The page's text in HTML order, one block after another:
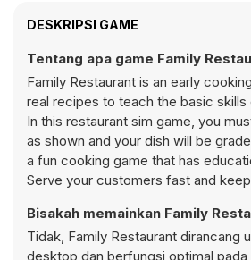
DESKRIPSI GAME
Tentang apa game Family
Family Restaurant is an early
real recipes to teach the basic skills
In this restaurant sim game, you
as shown and your dish will be
a fun cooking game that has
Serve your customers fast and
Bisakah memainkan Family
Tidak, Family Restaurant dirancang
desktop dan berfungsi optimal